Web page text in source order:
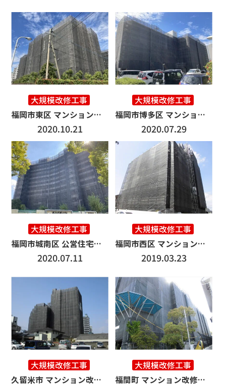
大規模改修工事
福岡市東区 マンション改修工事 4000㎡
2020.10.21
大規模改修工事
福岡市博多区 マンション改修工事 2500㎡
2020.07.29
大規模改修工事
福岡市城南区 公営住宅改修工事 5000㎡
2020.07.11
大規模改修工事
福岡市西区 マンション改修工事 6000㎡
2019.03.23
大規模改修工事
久留米市 マンション改修工事 8000㎡
大規模改修工事
福間町 マンション改修工事 6000㎡